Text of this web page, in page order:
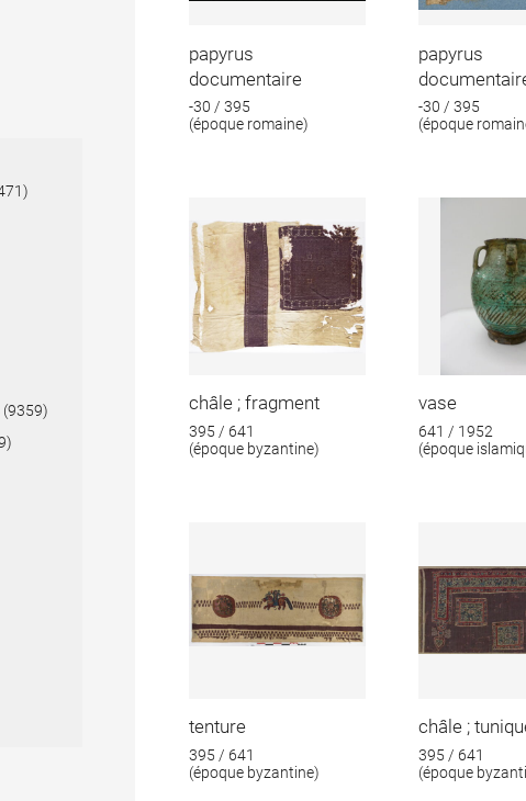
papyrus
documentaire
-30 / 395
(époque romaine)
papyrus
-30 / 395
(époque
châle ; fragment
395 / 641
(époque byzantine)
vase
641 / 1952
(époque
tenture
395 / 641
(époque byzantine)
châle ;
395 / 641
(époque